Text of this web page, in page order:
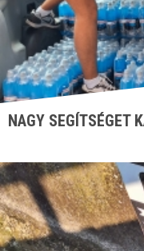
NAGY SEGÍTSÉGET